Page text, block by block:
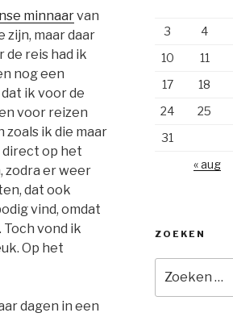
minnaarvan
zijn, maar daar
de reis had ik
nog een
ik voor de
voor reizen
ik die maar
direct op het
zodra er weer
dat ook
vind, omdat
vond ik
Op het
dagen in een
3
4
10
11
17
18
24
25
31
« aug
ZOEKEN
naar: